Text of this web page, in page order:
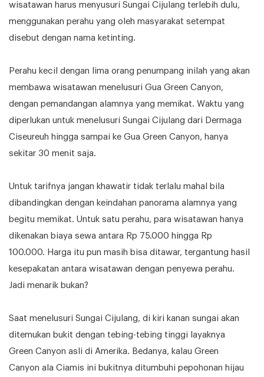
wisatawan harus menyusuri Sungai Cijulang terlebih dulu,
menggunakan perahu yang oleh masyarakat setempat
disebut dengan nama ketinting.
Perahu kecil dengan lima orang penumpang inilah yang akan
membawa wisatawan menelusuri Gua Green Canyon,
dengan pemandangan alamnya yang memikat. Waktu yang
diperlukan untuk menelusuri Sungai Cijulang dari Dermaga
Ciseureuh hingga sampai ke Gua Green Canyon, hanya
sekitar 30 menit saja.
Untuk tarifnya jangan khawatir tidak terlalu mahal bila
dibandingkan dengan keindahan panorama alamnya yang
begitu memikat. Untuk satu perahu, para wisatawan hanya
dikenakan biaya sewa antara Rp 75.000 hingga Rp
100.000. Harga itu pun masih bisa ditawar, tergantung hasil
kesepakatan antara wisatawan dengan penyewa perahu.
Jadi menarik bukan?
Saat menelusuri Sungai Cijulang, di kiri kanan sungai akan
ditemukan bukit dengan tebing-tebing tinggi layaknya
Green Canyon asli di Amerika. Bedanya, kalau Green
Canyon ala Ciamis ini bukitnya ditumbuhi pepohonan hijau